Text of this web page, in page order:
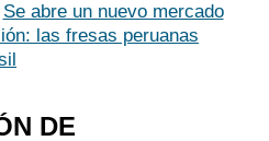
Se abre un nuevo mercado
las fresas peruanas
DE